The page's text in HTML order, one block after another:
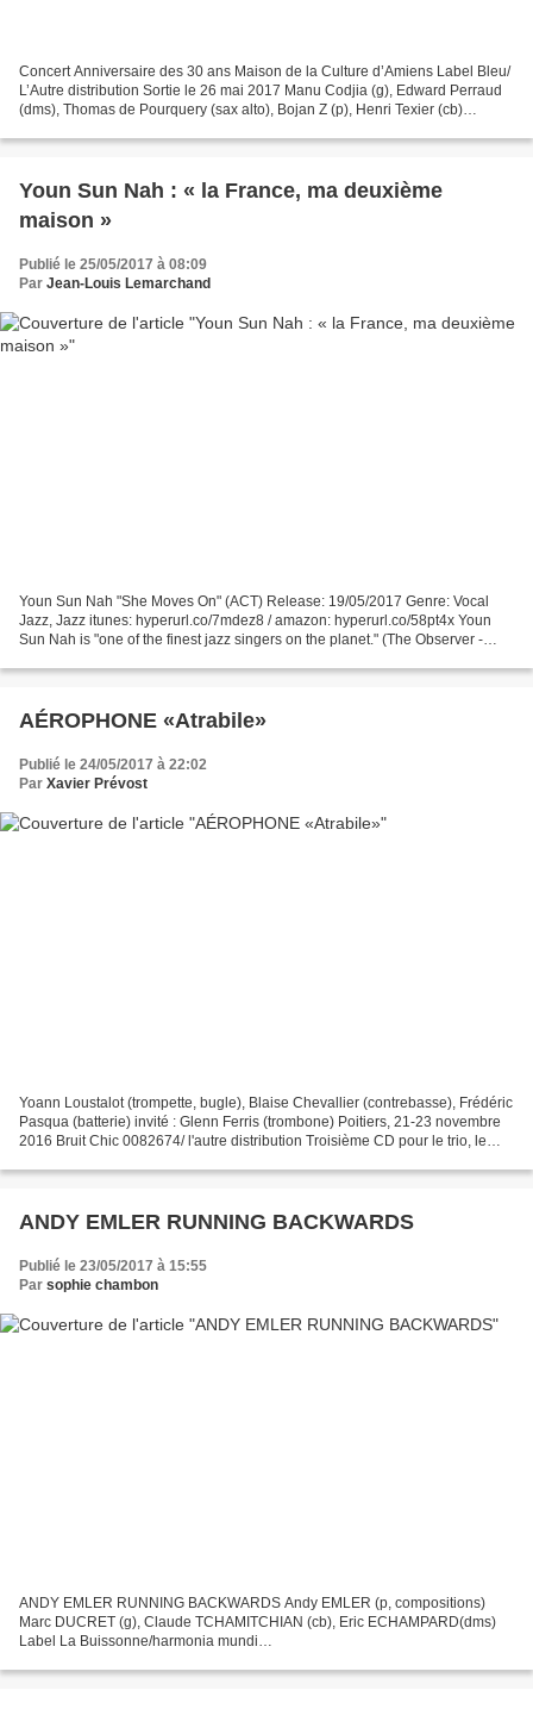
Concert Anniversaire des 30 ans Maison de la Culture d’Amiens Label Bleu/
L’Autre distribution Sortie le 26 mai 2017 Manu Codjia (g), Edward Perraud
(dms), Thomas de Pourquery (sax alto), Bojan Z (p), Henri Texier (cb)
Youn Sun Nah : « la France, ma deuxième
maison »
Publié le 25/05/2017 à 08:09
Par Jean-Louis Lemarchand
Youn Sun Nah "She Moves On" (ACT) Release: 19/05/2017 Genre: Vocal
Jazz, Jazz itunes: hyperurl.co/7mdez8 / amazon: hyperurl.co/58pt4x Youn
Sun Nah is "one of the finest jazz singers on the planet." (The Observer -
AÉROPHONE «Atrabile»
Publié le 24/05/2017 à 22:02
Par Xavier Prévost
Yoann Loustalot (trompette, bugle), Blaise Chevallier (contrebasse), Frédéric
Pasqua (batterie) invité : Glenn Ferris (trombone) Poitiers, 21-23 novembre
2016 Bruit Chic 0082674/ l'autre distribution Troisième CD pour le trio, le
ANDY EMLER RUNNING BACKWARDS
Publié le 23/05/2017 à 15:55
Par sophie chambon
ANDY EMLER RUNNING BACKWARDS Andy EMLER (p, compositions)
Marc DUCRET (g), Claude TCHAMITCHIAN (cb), Eric ECHAMPARD(dms)
Label La Buissonne/harmonia mundi
https://labellabuissonne.bandcamp.com/album/running-backwards...